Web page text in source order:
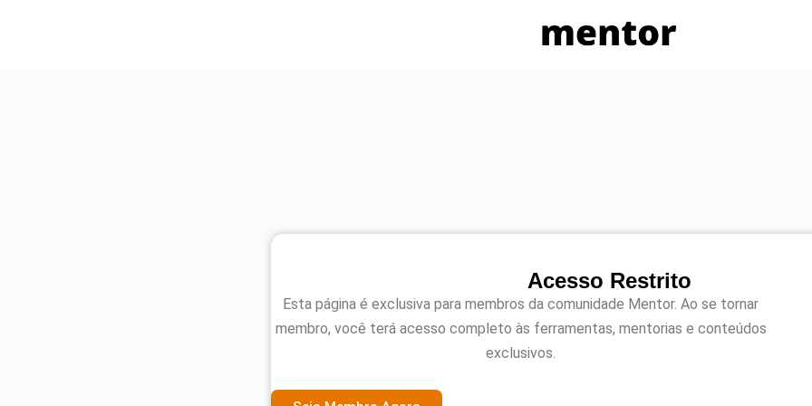
Acesso Restrito
Esta página é exclusiva para membros da comunidade Mentor. Ao se tornar
membro, você terá acesso completo às ferramentas, mentorias e conteúdos
exclusivos.